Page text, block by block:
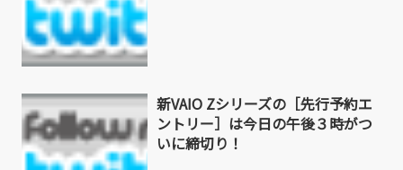
新VAIO Zシリーズの［先行予約エ
ントリー］は今日の午後３時がつ
いに締切り！